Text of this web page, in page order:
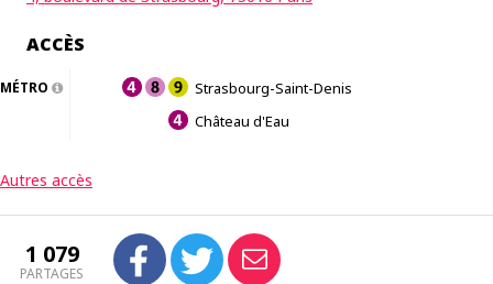
ACCÈS
MÉTRO
Strasbourg-Saint-Denis
Château d'Eau
Autres accès
1 079
PARTAGES